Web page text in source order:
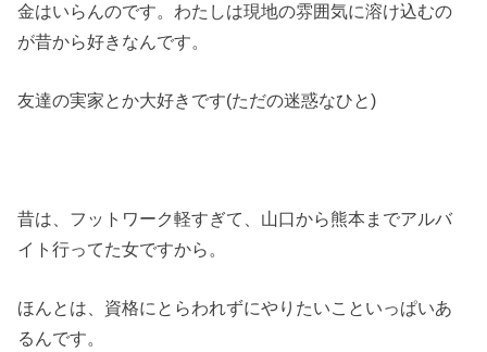
金はいらんのです。わたしは現地の雰囲気に溶け込むの
が昔から好きなんです。
友達の実家とか大好きです(ただの迷惑なひと)
昔は、フットワーク軽すぎて、山口から熊本までアルバ
イト行ってた女ですから。
ほんとは、資格にとらわれずにやりたいこといっぱいあ
るんです。